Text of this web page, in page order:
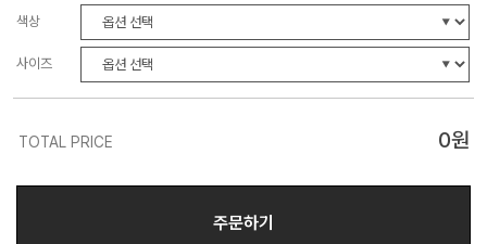
색상
사이즈
TOTAL PRICE 0원
주문하기